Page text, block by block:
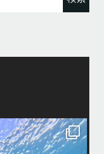
ーター様&
来ました！